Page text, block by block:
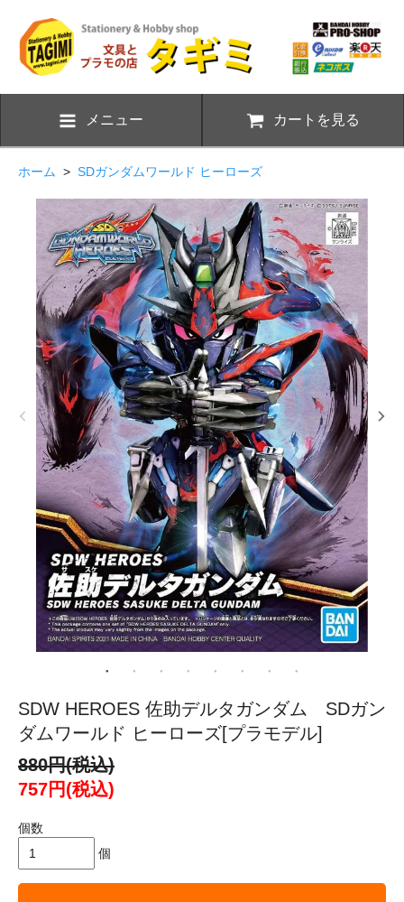
メニュー カートを見る
ホーム > SDガンダムワールド ヒーローズ
SDW HEROES 佐助デルタガンダム SDガン
ダムワールド ヒーローズ[プラモデル]
880円(税込)
757円(税込)
個数
個